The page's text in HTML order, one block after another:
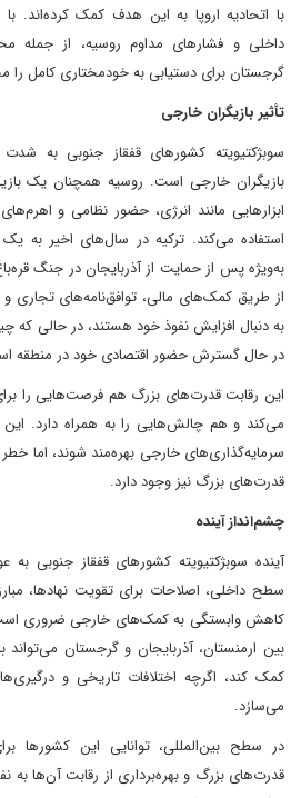
با اتحادیه اروپا به این هدف کمک
داخلی و فشارهای مداوم روسیه، از جمله
گرجستان برای دستیابی به خودمختاری کامل
تأثیر بازیگران خارجی
سوبژکتیویته کشورهای قفقاز جنوبی به
بازیگران خارجی است. روسیه همچنان یک
ابزارهایی مانند انرژی، حضور نظامی و
استفاده می‌کند. ترکیه در سال‌های اخیر به
به‌ویژه پس از حمایت از آذربایجان در جنگ
از طریق کمک‌های مالی، توافق‌نامه‌های تجاری
به دنبال افزایش نفوذ خود هستند، در حالی که
در حال گسترش حضور اقتصادی خود در منطقه
این رقابت قدرت‌های بزرگ هم فرصت‌هایی را
می‌کند و هم چالش‌هایی را به همراه دارد.
سرمایه‌گذاری‌های خارجی بهره‌مند شوند، اما
قدرت‌های بزرگ نیز وجود دارد.
چشم‌انداز آینده
آینده سوبژکتیویته کشورهای قفقاز جنوبی
سطح داخلی، اصلاحات برای تقویت نهادها،
کاهش وابستگی به کمک‌های خارجی ضروری
بین ارمنستان، آذربایجان و گرجستان
کمک کند، اگرچه اختلافات تاریخی و
می‌سازد.
در سطح بین‌المللی، توانایی این کشورها
قدرت‌های بزرگ و بهره‌برداری از رقابت آن‌ها به